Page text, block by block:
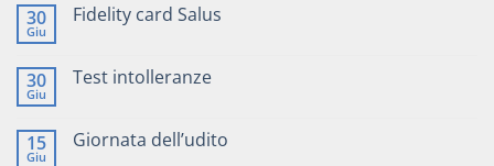
30
Giu
Fidelity card Salus
30
Giu
Test intolleranze
15
Giu
Giornata dell’udito